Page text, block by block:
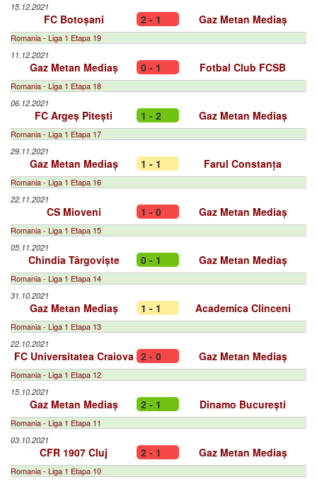
15.12.2021
FC Botoșani 2 - 1 Gaz Metan Mediaș
Romania - Liga 1 Etapa 19
11.12.2021
Gaz Metan Mediaș 0 - 1 Fotbal Club FCSB
Romania - Liga 1 Etapa 18
06.12.2021
FC Argeș Pitești 1 - 2 Gaz Metan Mediaș
Romania - Liga 1 Etapa 17
29.11.2021
Gaz Metan Mediaș 1 - 1 Farul Constanța
Romania - Liga 1 Etapa 16
22.11.2021
CS Mioveni 1 - 0 Gaz Metan Mediaș
Romania - Liga 1 Etapa 15
05.11.2021
Chindia Târgoviște 0 - 1 Gaz Metan Mediaș
Romania - Liga 1 Etapa 14
31.10.2021
Gaz Metan Mediaș 1 - 1 Academica Clinceni
Romania - Liga 1 Etapa 13
22.10.2021
FC Universitatea Craiova 2 - 0 Gaz Metan Mediaș
Romania - Liga 1 Etapa 12
15.10.2021
Gaz Metan Mediaș 2 - 1 Dinamo București
Romania - Liga 1 Etapa 11
03.10.2021
CFR 1907 Cluj 2 - 1 Gaz Metan Mediaș
Romania - Liga 1 Etapa 10